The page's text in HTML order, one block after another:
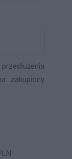
zakupiony